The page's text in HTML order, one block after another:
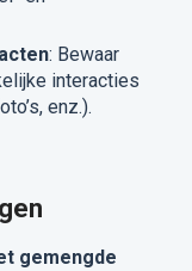
: Bewaar
interacties
enz.).
gemengde